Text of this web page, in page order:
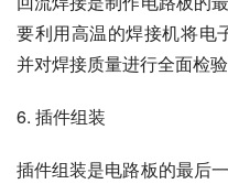
要利用高温的焊接机将电
并对焊接质量进行全面检验
6. 插件组装
插件组装是电路板的最后